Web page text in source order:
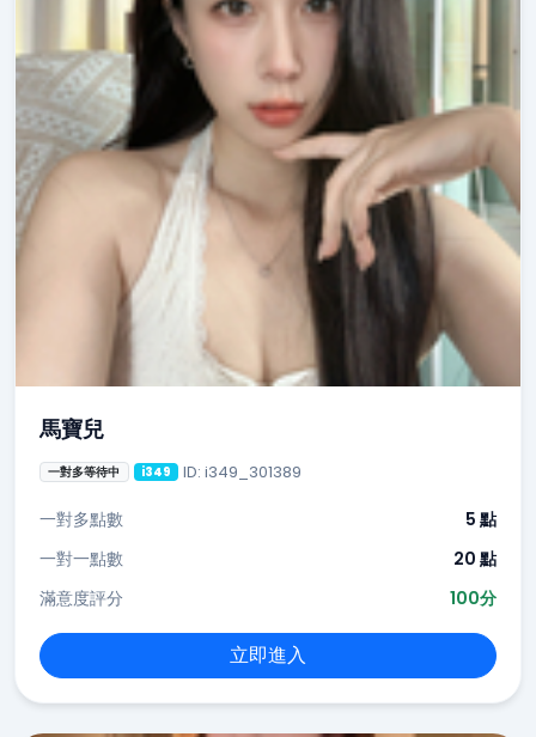
馬寶兒
一對多等待中 i349 ID: i349_301389
一對多點數
5 點
一對一點數
20 點
滿意度評分
100分
立即進入